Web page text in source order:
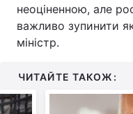
неоціненною, але
важливо зупинити
міністр.
ЧИТАЙТЕ ТАКОЖ: